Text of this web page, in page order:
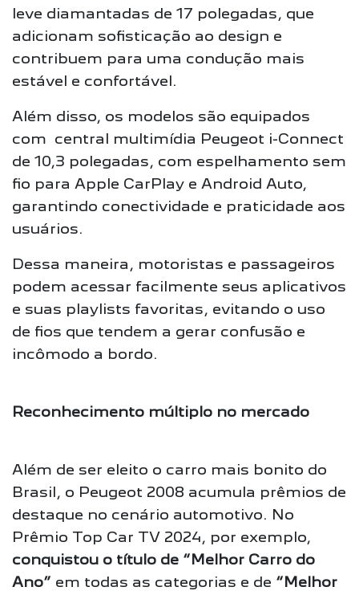
leve diamantadas de 17 polegadas, que
adicionam sofisticação ao design e
contribuem para uma condução mais
estável e confortável.
Além disso, os modelos são equipados
com central multimídia Peugeot i-Connect
de 10,3 polegadas, com espelhamento sem
fio para Apple CarPlay e Android Auto,
garantindo conectividade e praticidade aos
usuários.
Dessa maneira, motoristas e passageiros
podem acessar facilmente seus aplicativos
e suas playlists favoritas, evitando o uso
de fios que tendem a gerar confusão e
incômodo a bordo.
Reconhecimento múltiplo no mercado
Além de ser eleito o carro mais bonito do
Brasil, o Peugeot 2008 acumula prêmios de
destaque no cenário automotivo. No
Prêmio Top Car TV 2024, por exemplo,
conquistou o título de “Melhor Carro do
Ano” em todas as categorias e de “Melhor